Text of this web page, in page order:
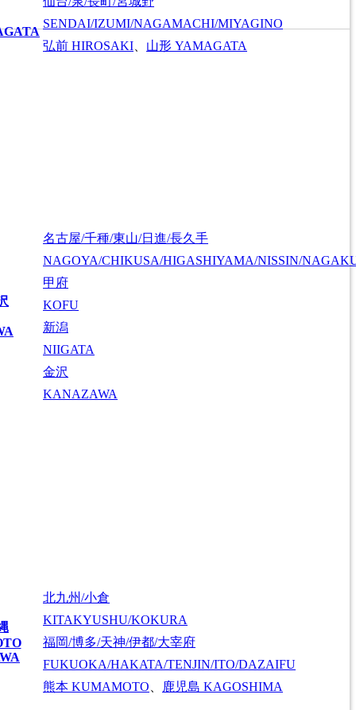
SENDAI/IZUMI/NAGAMACHI/MIYAGINO
弘前 HIROSAKI 山形 YAMAGATA
名古屋/千種/東山/日進/長久手
NAGOYA/CHIKUSA/HIGASHIYAMA/NISSIN/
甲府
KOFU
新潟
NIIGATA
金沢
KANAZAWA
北九州/小倉
KITAKYUSHU/KOKURA
福岡/博多/天神/伊都/大宰府
FUKUOKA/HAKATA/TENJIN/ITO/DAZAIFU
熊本 KUMAMOTO 鹿児島 KAGOSHIMA